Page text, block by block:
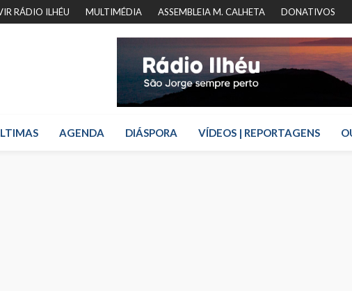
RÁDIO ILHÉU MULTIMÉDIA ASSEMBLEIA M. CALHETA DONATIVOS
AGENDA DIÁSPORA VÍDEOS | REPORTAGENS